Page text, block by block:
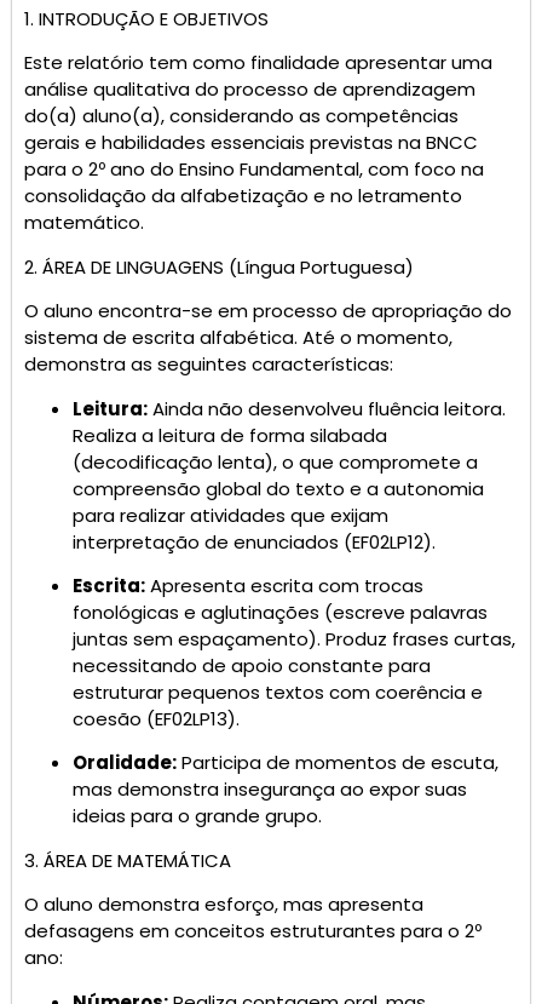
1. INTRODUÇÃO E OBJETIVOS
Este relatório tem como finalidade apresentar uma
análise qualitativa do processo de aprendizagem
do(a) aluno(a), considerando as competências
gerais e habilidades essenciais previstas na BNCC
para o 2º ano do Ensino Fundamental, com foco na
consolidação da alfabetização e no letramento
matemático.
2. ÁREA DE LINGUAGENS (Língua Portuguesa)
O aluno encontra-se em processo de apropriação do
sistema de escrita alfabética. Até o momento,
demonstra as seguintes características:
Leitura:Ainda não desenvolveu fluência leitora.
Realiza a leitura de forma silabada
(decodificação lenta), o que compromete a
compreensão global do texto e a autonomia
para realizar atividades que exijam
interpretação de enunciados (EF02LP12).
Escrita:Apresenta escrita com trocas
fonológicas e aglutinações (escreve palavras
juntas sem espaçamento). Produz frases curtas,
necessitando de apoio constante para
estruturar pequenos textos com coerência e
coesão (EF02LP13).
Oralidade:Participa de momentos de escuta,
mas demonstra insegurança ao expor suas
ideias para o grande grupo.
3. ÁREA DE MATEMÁTICA
O aluno demonstra esforço, mas apresenta
defasagens em conceitos estruturantes para o 2º
ano: